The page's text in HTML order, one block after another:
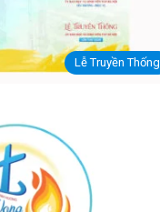
Lễ Truyền Thống